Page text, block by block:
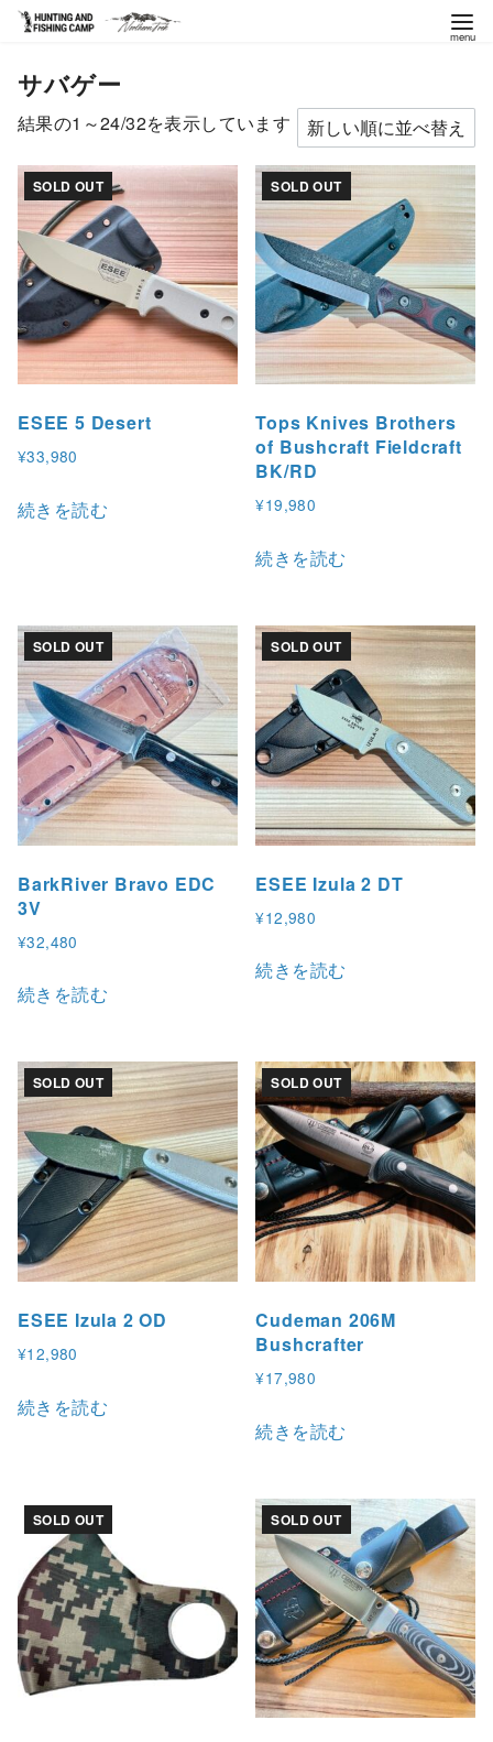
サバゲー
結果の1～24/32を表示しています
し
い
順
SOLD OUT
ESEE 5 Desert
¥33,980
続きを読む
SOLD OUT
Tops Knives Brothers
of Bushcraft Fieldcraft
BK/RD
¥19,980
続きを読む
SOLD OUT
BarkRiver Bravo EDC
3V
¥32,480
続きを読む
SOLD OUT
ESEE Izula 2 DT
¥12,980
続きを読む
SOLD OUT
ESEE Izula 2 OD
¥12,980
続きを読む
SOLD OUT
Cudeman 206M
Bushcrafter
¥17,980
続きを読む
SOLD OUT SOLD OUT